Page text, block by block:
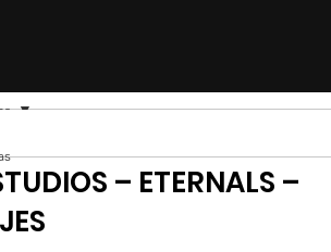
– ETERNALS –